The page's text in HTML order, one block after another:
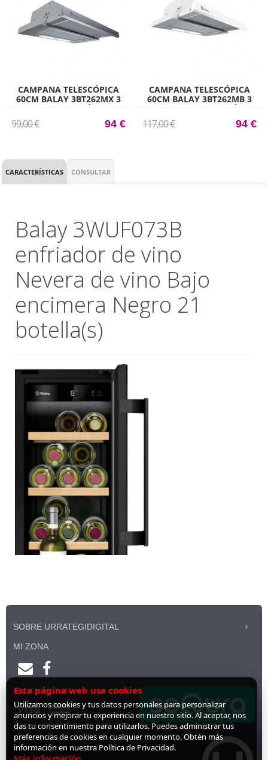
CAMPANA TELESCÓPICA
60CM BALAY 3BT262MX 3
NIVELES EXTRACCIÓN PLATA
99,00 € 94 €
CAMPANA TELESCÓPICA
60CM BALAY 3BT262MB 3
NIVELES EXTRACCIÓN
117,00 € 94 €
CARACTERÍSTICAS CONSULTAR
SOBRE URRATEGIDIGITAL
MI ZONA
PAGO SEGURO
Esta página web usa cookies
Utilizamos cookies y tus datos personales para personalizar
anuncios y mejorar tu experiencia en nuestro sitio. Al aceptar, nos
das tu consentimiento para utilizarlos. Puedes administrar tus
preferencias de cookies en cualquier momento. Obtén más
información en nuestra Política de Privacidad.